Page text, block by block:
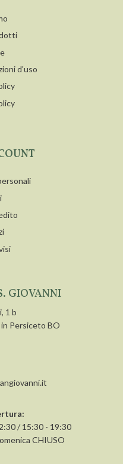
d'uso
GIOVANNI
1 b
Persiceto BO
/ 15:30 - 19:30
CHIUSO